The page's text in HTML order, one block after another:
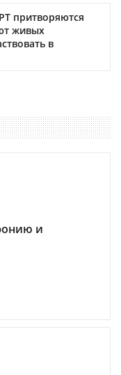
притворяются
живых
в
и